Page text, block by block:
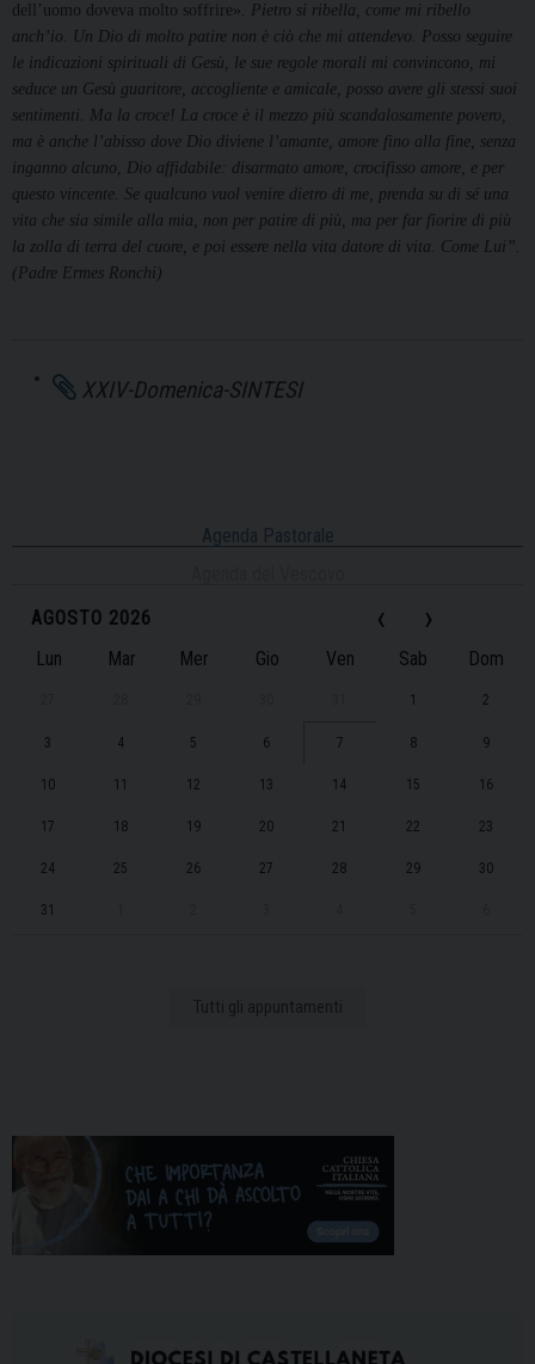
dell’uomo doveva molto soffrire». Pietro si ribella, come mi ribello
an­ch’io. Un Dio di molto patire non è ciò che mi attendevo. Posso seguire
le indicazioni spirituali di Gesù, le sue re­gole morali mi convincono, mi
seduce un Gesù guaritore, acco­gliente e amicale, posso avere gli stessi suoi
sentimenti. Ma la croce! La croce è il mezzo più scan­dalosamente povero,
ma è anche l’abisso dove Dio di­viene l’amante, amore fino alla fine, senza
inganno al­cuno, Dio affidabile: disarmato amore, crocifisso amore, e per
questo vincente. Se qual­cuno vuol venire dietro di me, prenda su di sé una
vita che sia simile alla mia, non per pa­tire di più, ma per far fiorire di più
la zolla di terra del cuo­re, e poi essere nella vita da­tore di vita. Come Lui”.
(Padre Ermes Ronchi)
XXIV-Domenica-SINTESI
Agenda Pastorale
‹
AGOSTO 2026 ›
Lun Mar Mer Gio Ven Sab Dom
1 2
3 4 5 6 7 8 9
10 11 12 13 14 15 16
17 18 19 20 21 22 23
24 25 26 27 28 29 30
31
Tutti gli appuntamenti